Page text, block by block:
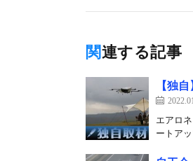
関連する記事
【独
エアロ
ートア